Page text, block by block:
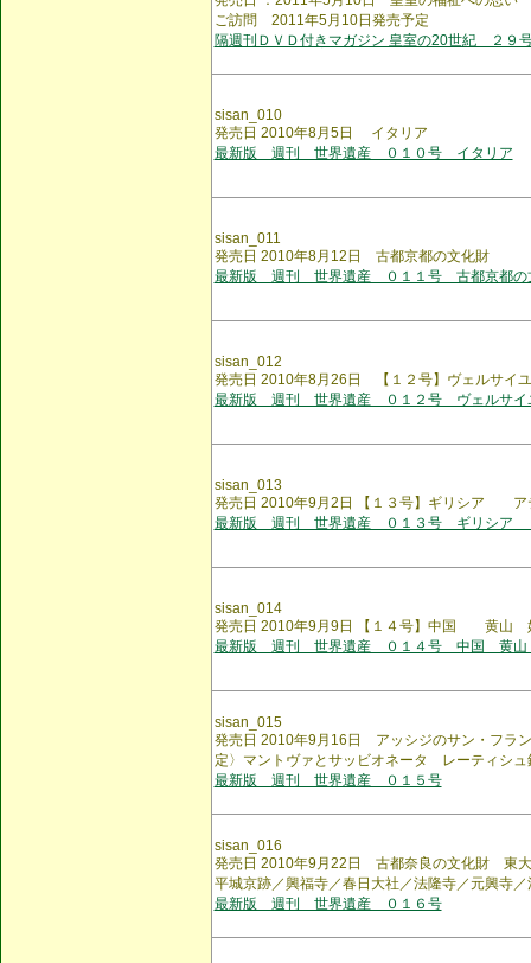
ご訪問 2011年5月10日発売予定
隔週刊ＤＶＤ付きマガジン 皇室の20世紀 ２９
sisan_010
発売日 2010年8月5日 イタリア
最新版 週刊 世界遺産 ０１０号 イタリア
sisan_011
発売日 2010年8月12日 古都京都の文化財
最新版 週刊 世界遺産 ０１１号 古都京都の
sisan_012
発売日 2010年8月26日 【１２号】ヴェルサイ
最新版 週刊 世界遺産 ０１２号 ヴェルサイ
sisan_013
発売日 2010年9月2日 【１３号】ギリシア ア
最新版 週刊 世界遺産 ０１３号 ギリシ
sisan_014
発売日 2010年9月9日 【１４号】中国 黄山
最新版 週刊 世界遺産 ０１４号 中国 黄
sisan_015
発売日 2010年9月16日 アッシジのサン・フラ
定〉マントヴァとサッビオネータ レーティシュ
最新版 週刊 世界遺産 ０１５号
sisan_016
発売日 2010年9月22日 古都奈良の文化財 東大
平城京跡／興福寺／春日大社／法隆寺／元興寺／
最新版 週刊 世界遺産 ０１６号